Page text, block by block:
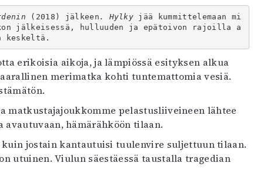
(2018) jälkeen . Hylky jää kummittelemaan mi
jälkeisessä, hulluuden ja epätoivon rajoilla a
keskeltä.
erikoisia aikoja, ja lämpiössä esityksen alkua
merimatka kohti tuntemattomia vesiä.
matkustajajoukkomme pelastusliiveineen lähtee
avautuvaan, hämärähköön tilaan.
jostain kantautuisi tuulenvire suljettuun tilaan.
utuinen. Viulun säestäessä taustalla tragedian